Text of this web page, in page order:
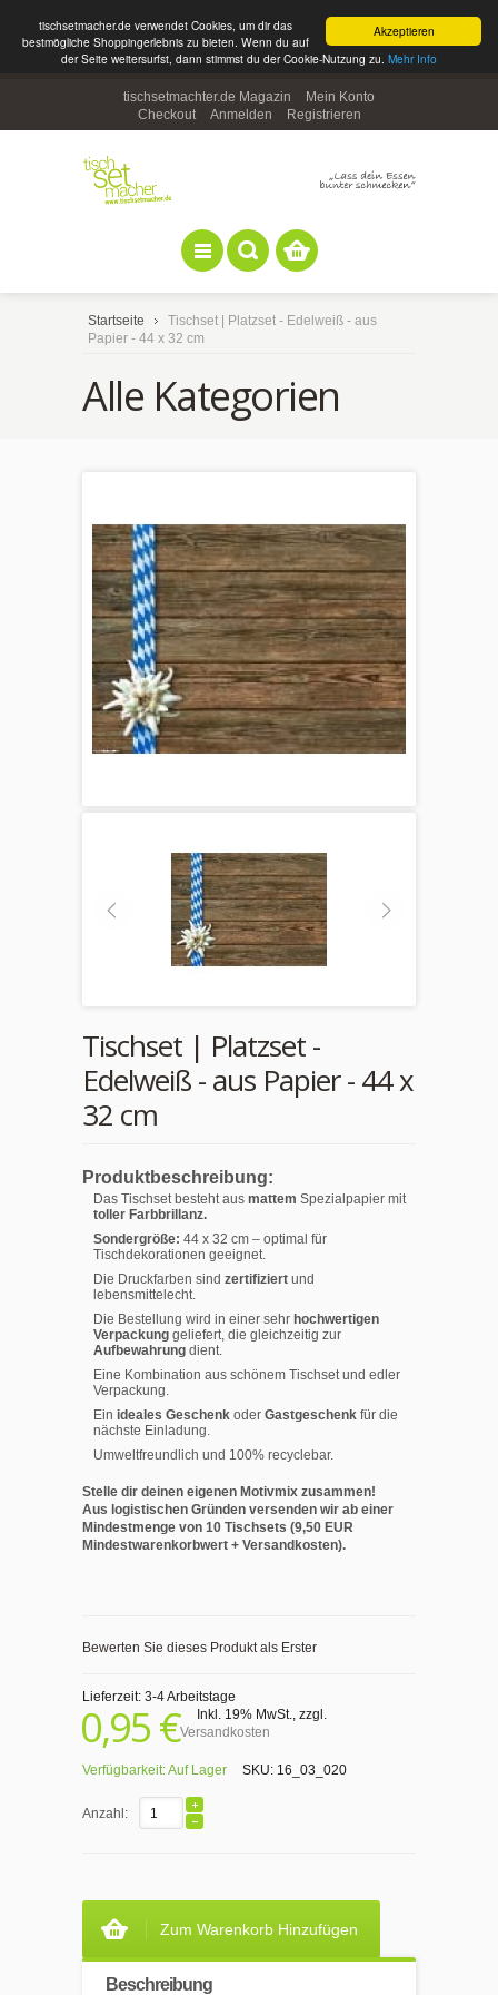
Akzeptieren
tischsetmacher.de verwendet Cookies, um dir das
bestmögliche Shoppingerlebnis zu bieten. Wenn du auf
der Seite weitersurfst, dann stimmst du der Cookie-Nutzung zu. Mehr Info
tischsetmachter.de Magazin
Mein Konto
Checkout
Anmelden Registrieren
Startseite
Tischset | Platzset - Edelweiß - aus
Papier - 44 x 32 cm
Alle Kategorien
Tischset | Platzset -
Edelweiß - aus Papier - 44 x
32 cm
Produktbeschreibung:
Das Tischset besteht aus mattem Spezialpapier mit
toller Farbbrillanz.
Sondergröße: 44 x 32 cm – optimal für
Tischdekorationen geeignet.
Die Druckfarben sind zertifiziert und
lebensmittelecht.
Die Bestellung wird in einer sehr hochwertigen
Verpackung geliefert, die gleichzeitig zur
Aufbewahrung dient.
Eine Kombination aus schönem Tischset und edler
Verpackung.
Ein ideales Geschenk oder Gastgeschenk für die
nächste Einladung.
Umweltfreundlich und 100% recyclebar.
Stelle dir deinen eigenen Motivmix zusammen!
Aus logistischen Gründen versenden wir ab einer
Mindestmenge von 10 Tischsets (9,50 EUR
Mindestwarenkorbwert + Versandkosten).
Bewerten Sie dieses Produkt als Erster
Lieferzeit: 3-4 Arbeitstage
0,95 € Inkl. 19% MwSt., zzgl.
Versandkosten
Verfügbarkeit:Auf Lager SKU: 16_03_020
Anzahl:
Zum Warenkorb Hinzufügen
Beschreibung